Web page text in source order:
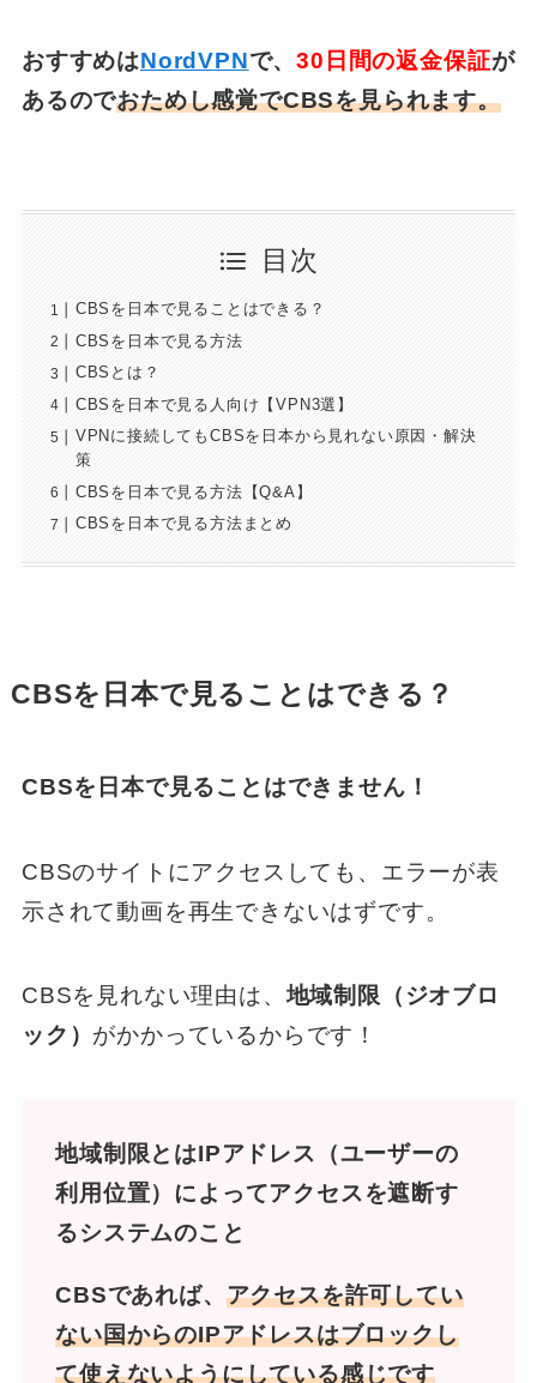
おすすめはNordVPNで、30日間の返金保証が
あるのでおためし感覚でCBSを見られます。
目次
CBSを日本で見ることはできる？
CBSを日本で見る方法
CBSとは？
CBSを日本で見る人向け【VPN3選】
VPNに接続してもCBSを日本から見れない原因・解決
策
CBSを日本で見る方法【Q&A】
CBSを日本で見る方法まとめ
CBSを日本で見ることはできる？
CBSを日本で見ることはできません！
CBSのサイトにアクセスしても、エラーが表
示されて動画を再生できないはずです。
CBSを見れない理由は、地域制限（ジオブロ
ック） がかかっているからです！
地域制限とはIPアドレス（ユーザーの
利用位置）によってアクセスを遮断す
るシステムのこと
CBSであれば、 アクセスを許可してい
ない国からのIPアドレスはブロックし
て使えないようにしている感じです